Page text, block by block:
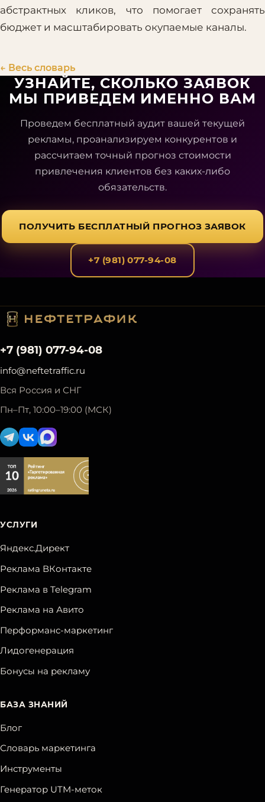
абстрактных кликов, что помогает сохранять
бюджет и масштабировать окупаемые каналы.
← Весь словарь
УЗНАЙТЕ, СКОЛЬКО ЗАЯВОК
МЫ ПРИВЕДЕМ ИМЕННО ВАМ
Проведем бесплатный аудит вашей текущей
рекламы, проанализируем конкурентов и
рассчитаем точный прогноз стоимости
привлечения клиентов без каких-либо
обязательств.
ПОЛУЧИТЬ БЕСПЛАТНЫЙ ПРОГНОЗ ЗАЯВОК
+7 (981) 077-94-08
+7 (981) 077-94-08
info@neftetraffic.ru
Вся Россия и СНГ
Пн–Пт, 10:00–19:00 (МСК)
УСЛУГИ
Яндекс.Директ
Реклама ВКонтакте
Реклама в Telegram
Реклама на Авито
Перформанс-маркетинг
Лидогенерация
Бонусы на рекламу
БАЗА ЗНАНИЙ
Блог
Словарь маркетинга
Инструменты
Генератор UTM-меток